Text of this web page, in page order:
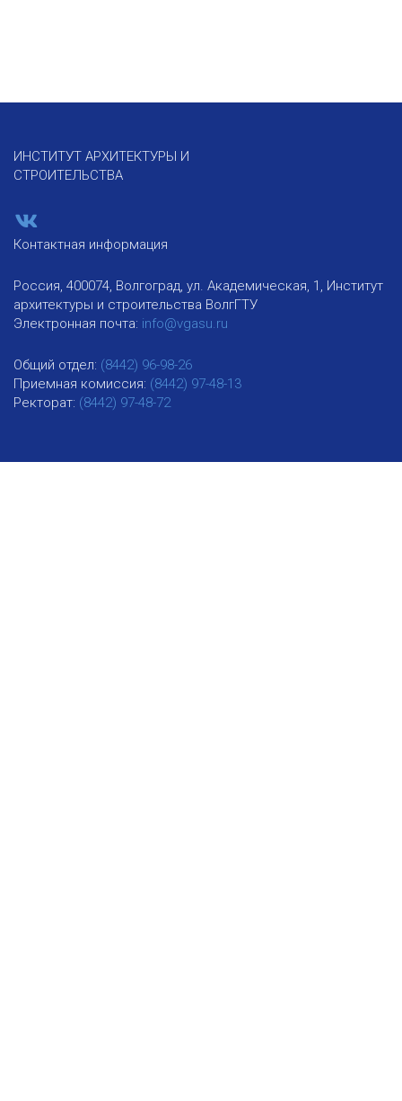
ИНСТИТУТ АРХИТЕКТУРЫ И
СТРОИТЕЛЬСТВА
Контактная информация
Россия, 400074, Волгоград, ул. Академическая, 1, Институт
архитектуры и строительства ВолгГТУ
Электронная почта: info@vgasu.ru
Общий отдел: (8442) 96-98-26
Приемная комиссия: (8442) 97-48-13
Ректорат: (8442) 97-48-72